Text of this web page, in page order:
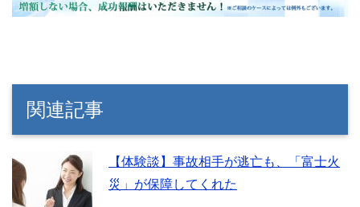
関連記事
【体験談】事故相手が逃亡も、「富士火
災」が保障してくれた